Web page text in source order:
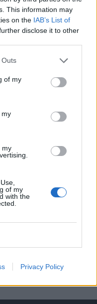
This information may
on the IAB’s List of
disclose it to other
Outs
of my
my
my
of my
with the
Privacy Policy
hogy már
vezető miniszter is úgy
kellene ismételni. A
napon belüli